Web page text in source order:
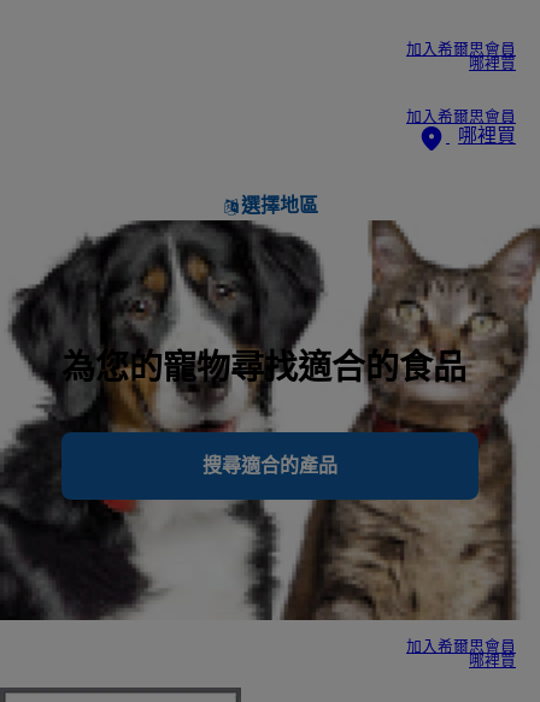
加入希爾思會員
哪裡買
加入希爾思會員
哪裡買
選擇地區
為您的寵物尋找適合的食品
搜尋適合的產品
加入希爾思會員
哪裡買